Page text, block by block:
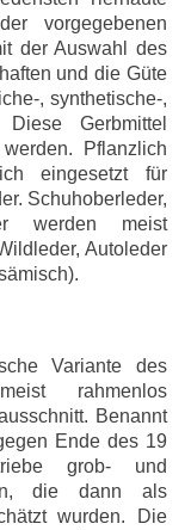
vorgegebenen
der Auswahl des
und die Güte
, synthetische-,
Gerbmittel
Pflanzlich
eingesetzt für
Schuhoberleder,
werden meist
Autoleder
Variante des
rahmenlos
Benannt
Ende des 19
grob- und
die dann als
wurden. Die